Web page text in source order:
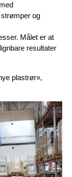
og
Målet er at
resultater
plastrør»,